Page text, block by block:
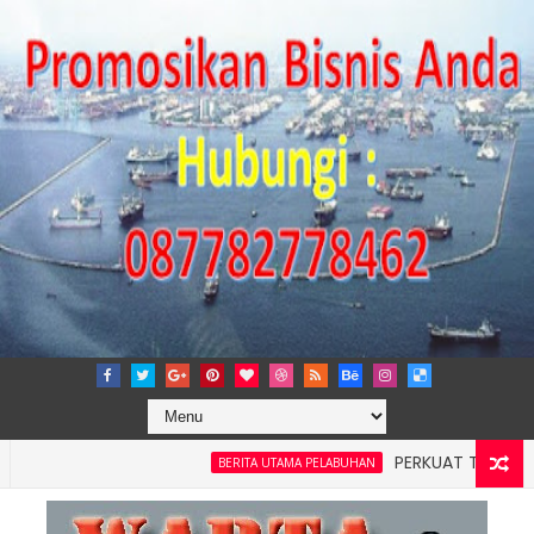
BERITA UTAMA PELABUHAN
PERKUAT TATA KELOLA
4: Pelindo Jasa Maritim Dengar Keluhan dan